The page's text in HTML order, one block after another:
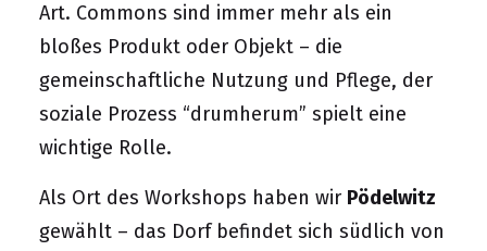
Art. Commons sind immer mehr als ein
bloßes Produkt oder Objekt – die
gemeinschaftliche Nutzung und Pflege, der
soziale Prozess “drumherum” spielt eine
wichtige Rolle.
Als Ort des Workshops haben wir Pödelwitz
gewählt – das Dorf befindet sich südlich von